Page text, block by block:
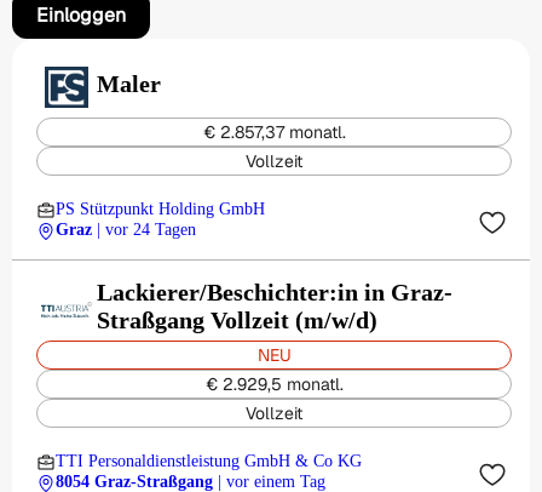
Einloggen
Maler
€ 2.857,37 monatl.
Vollzeit
PS Stützpunkt Holding GmbH
Graz
| vor 24 Tagen
Lackierer/Beschichter:in in Graz-
Straßgang Vollzeit (m/w/d)
NEU
€ 2.929,5 monatl.
Vollzeit
TTI Personaldienstleistung GmbH & Co KG
8054 Graz-Straßgang
| vor einem Tag